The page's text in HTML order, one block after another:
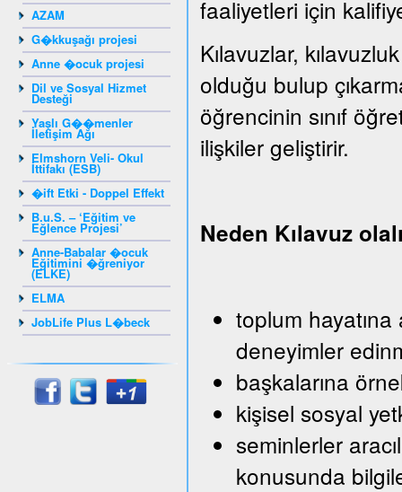
AZAM
G�kkuşağı projesi
Anne �ocuk projesi
Dil ve Sosyal Hizmet
Desteği
Yaşlı G��menler
İletişim Ağı
Elmshorn Veli- Okul
İttifakı (ESB)
�ift Etki - Doppel Effekt
B.u.S. – ‘Eğitim ve
Eğlence Projesi’
Anne-Babalar �ocuk
Eğitimini �ğreniyor
(ELKE)
ELMA
JobLife Plus L�beck
faaliyetleri için
Kılavuzlar,
olduğu bulup
öğrencinin sınıf
ilişkiler geliştirir.
Neden Kılavuz
toplum hayatına
deneyimler
başkalarına
kişisel sosyal
seminlerler
konusunda